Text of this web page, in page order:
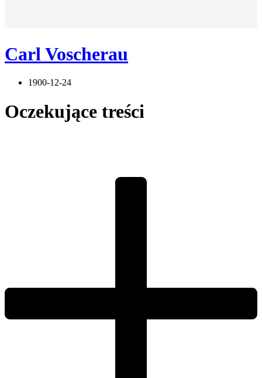
Carl Voscherau
1900-12-24
Oczekujące treści